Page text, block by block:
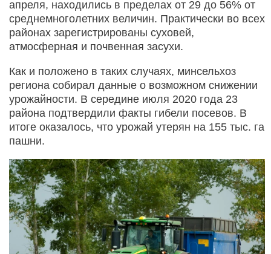
апреля, находились в пределах от 29 до 56% от
среднемноголетних величин. Практически во всех
районах зарегистрированы суховей,
атмосферная и почвенная засухи.
Как и положено в таких случаях, минсельхоз
региона собирал данные о возможном снижении
урожайности. В середине июля 2020 года 23
района подтвердили факты гибели посевов. В
итоге оказалось, что урожай утерян на 155 тыс. га
пашни.